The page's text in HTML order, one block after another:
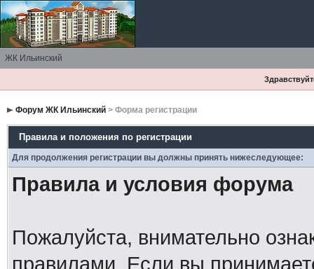
ЖК Ильинский
Форум ЖК Ильинский> Форма регистрации
Правила и положения по регистрации
Для продолжения регистрации вы должны принять нижеследующее:
Правила и условия форума
Пожалуйста, внимательно
правилами. Если вы